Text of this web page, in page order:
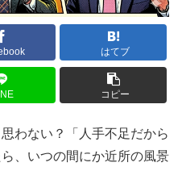
はてブ
コピー
わない？「人手不足だから
、いつの間にか近所の風景